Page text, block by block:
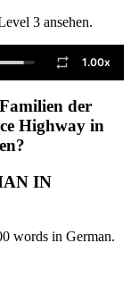
3 ansehen.
1.00x
der
Highway in
IN
words in German.